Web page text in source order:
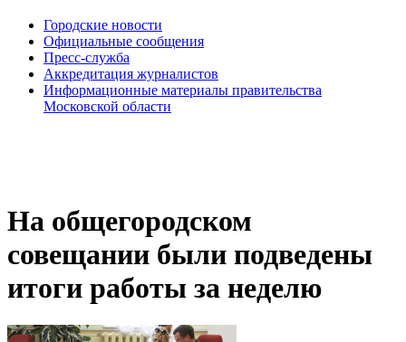
Городские новости
Официальные сообщения
Пресс-служба
Аккредитация журналистов
Информационные материалы правительства
Московской области
На общегородском
совещании были подведены
итоги работы за неделю